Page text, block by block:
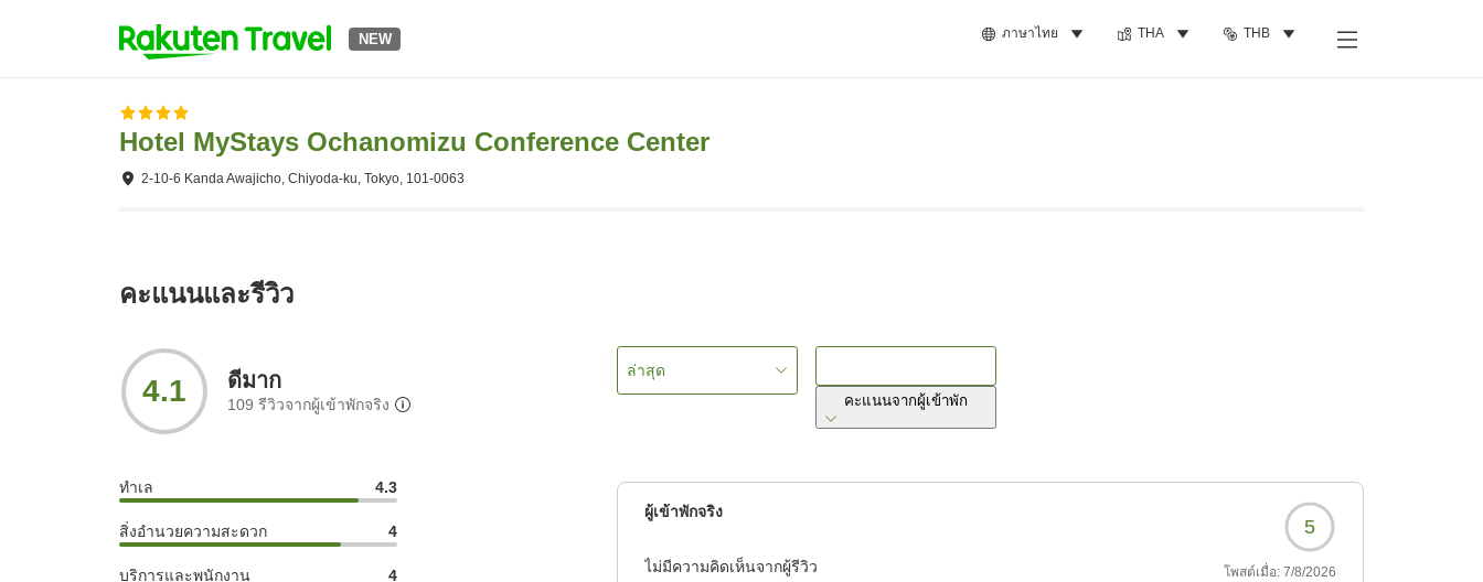
NEW ภาษาไทย THA THB
Hotel MyStays Ochanomizu Conference Center
2-10-6 Kanda Awajicho, Chiyoda-ku, Tokyo, 101-0063
คะแนนและรีวิว
4.1 ดีมาก
109 รีวิวจากผู้เข้าพักจริง
ทำเล 4.3
สิ่งอำนวยความสะดวก 4
บริการและพนักงาน 4
ล่าสุด
คะแนนจากผู้เข้าพัก
ผู้เข้าพักจริง
5
ไม่มีความคิดเห็นจากผู้รีวิว โพสต์เมื่อ: 7/8/2026